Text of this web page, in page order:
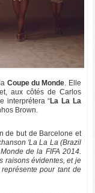
Coupe du Monde. Elle
aux côtés de Carlos
interprétera “La La La
Brown.
de but de Barcelone et
'La La La (Brazil
de la FIFA 2014.
raisons évidentes, et je
pour tant de